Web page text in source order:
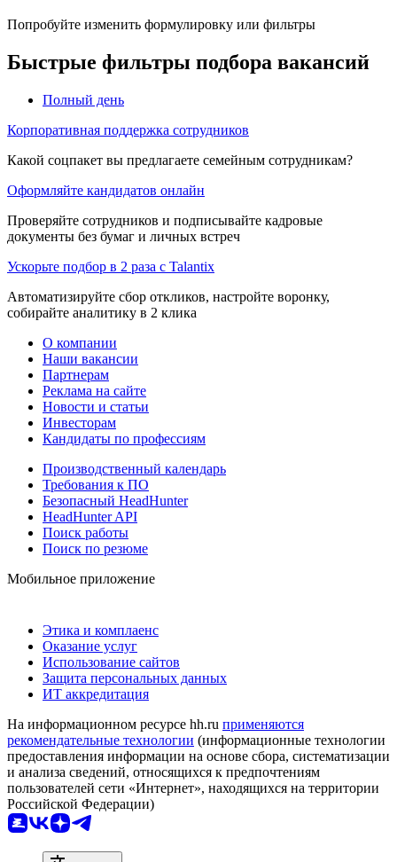
Попробуйте изменить формулировку или фильтры
Быстрые фильтры подбора вакансий
Полный день
Корпоративная поддержка сотрудников
Какой соцпакет вы предлагаете семейным сотрудникам?
Оформляйте кандидатов онлайн
Проверяйте сотрудников и подписывайте кадровые
документы без бумаг и личных встреч
Ускорьте подбор в 2 раза с Talantix
Автоматизируйте сбор откликов, настройте воронку,
собирайте аналитику в 2 клика
О компании
Наши вакансии
Партнерам
Реклама на сайте
Новости и статьи
Инвесторам
Кандидаты по профессиям
Производственный календарь
Требования к ПО
Безопасный HeadHunter
HeadHunter API
Поиск работы
Поиск по резюме
Мобильное приложение
Этика и комплаенс
Оказание услуг
Использование сайтов
Защита персональных данных
ИТ аккредитация
На информационном ресурсе hh.ru применяются
рекомендательные технологии (информационные технологии
предоставления информации на основе сбора, систематизации
и анализа сведений, относящихся к предпочтениям
пользователей сети «Интернет», находящихся на территории
Российской Федерации)